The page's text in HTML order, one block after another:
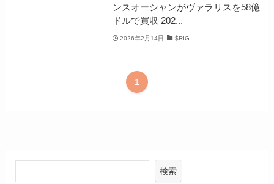
ンスオーシャンがヴァラリスを58億
ドルで買収 202...
2026年2月14日 $RIG
1
検索